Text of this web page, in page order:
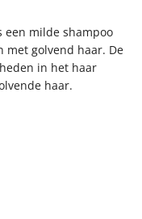
een milde shampoo
met golvend haar. De
in het haar
haar.